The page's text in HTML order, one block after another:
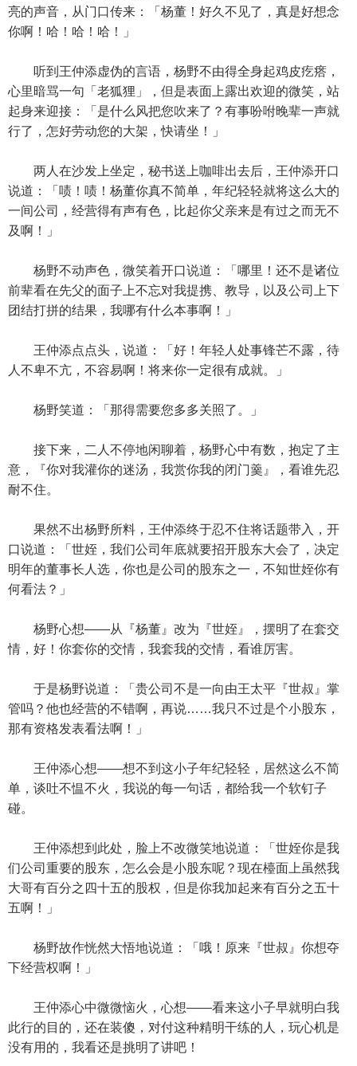
亮的声音，从门口传来：「杨董！好久不见了，真是好想念
你啊！哈！哈！哈！」
听到王仲添虚伪的言语，杨野不由得全身起鸡皮疙瘩，
心里暗骂一句「老狐狸」，但是表面上露出欢迎的微笑，站
起身来迎接：「是什么风把您吹来了？有事吩咐晚辈一声就
行了，怎好劳动您的大架，快请坐！」
两人在沙发上坐定，秘书送上咖啡出去后，王仲添开口
说道：「啧！啧！杨董你真不简单，年纪轻轻就将这么大的
一间公司，经营得有声有色，比起你父亲来是有过之而无不
及啊！」
杨野不动声色，微笑着开口说道：「哪里！还不是诸位
前辈看在先父的面子上不忘对我提携、教导，以及公司上下
团结打拼的结果，我哪有什么本事啊！」
王仲添点点头，说道：「好！年轻人处事锋芒不露，待
人不卑不亢，不容易啊！将来你一定很有成就。」
杨野笑道：「那得需要您多多关照了。」
接下来，二人不停地闲聊着，杨野心中有数，抱定了主
意，『你对我灌你的迷汤，我赏你我的闭门羹』，看谁先忍
耐不住。
果然不出杨野所料，王仲添终于忍不住将话题带入，开
口说道：「世姪，我们公司年底就要招开股东大会了，决定
明年的董事长人选，你也是公司的股东之一，不知世姪你有
何看法？」
杨野心想——从『杨董』改为『世姪』，摆明了在套交
情，好！你套你的交情，我套我的交情，看谁厉害。
于是杨野说道：「贵公司不是一向由王太平『世叔』掌
管吗？他也经营的不错啊，再说……我只不过是个小股东，
那有资格发表看法啊！」
王仲添心想——想不到这小子年纪轻轻，居然这么不简
单，谈吐不愠不火，我说的每一句话，都给我一个软钉子
碰。
王仲添想到此处，脸上不改微笑地说道：「世姪你是我
们公司重要的股东，怎么会是小股东呢？现在檯面上虽然我
大哥有百分之四十五的股权，但是你我加起来有百分之五十
五啊！」
杨野故作恍然大悟地说道：「哦！原来『世叔』你想夺
下经营权啊！」
王仲添心中微微恼火，心想——看来这小子早就明白我
此行的目的，还在装傻，对付这种精明干练的人，玩心机是
没有用的，我看还是挑明了讲吧！